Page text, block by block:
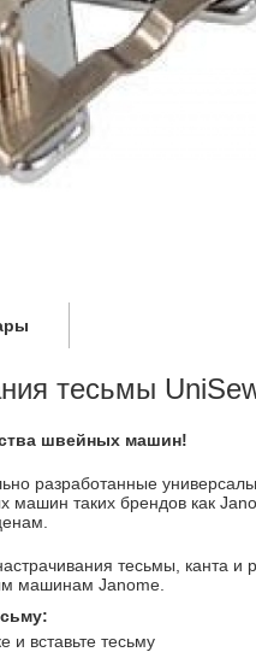
тесьмы
швейных машин!
разработанные
таких брендов как
тесьмы, канта и
машинам Janome.
и вставьте тесьму